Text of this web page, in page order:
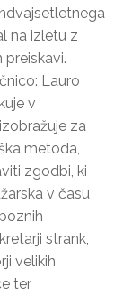
na izletu z
preiskavi.
Lauro
v
za
metoda,
zgodbi, ki
v času
strank,
velikih
ter